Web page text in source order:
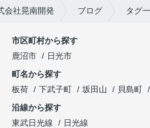
会社晃南開発 ブログ タグ
市区町村から探す
鹿沼市
日光市
町名から探す
板荷
下武子町 坂田山 貝島町
沿線から探す
東武日光線
日光線